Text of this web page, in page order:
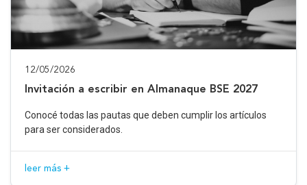
12/05/2026
Invitación a escribir en Almanaque BSE 2027
Conocé todas las pautas que deben cumplir los artículos
para ser considerados.
leer más +